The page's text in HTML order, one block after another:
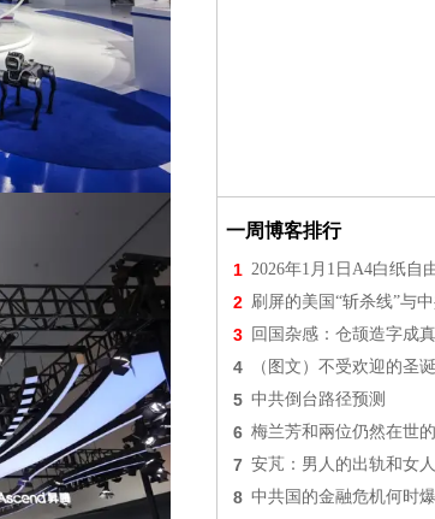
一周博客排行
1 2026年1月1日A4白纸自
2 刷屏的美国“斩杀线”与
3 回国杂感：仓颉造字成
4 （图文）不受欢迎的圣诞
5 中共倒台路径预测
6 梅兰芳和兩位仍然在世
7 安芃：男人的出轨和女
8 中共国的金融危机何时